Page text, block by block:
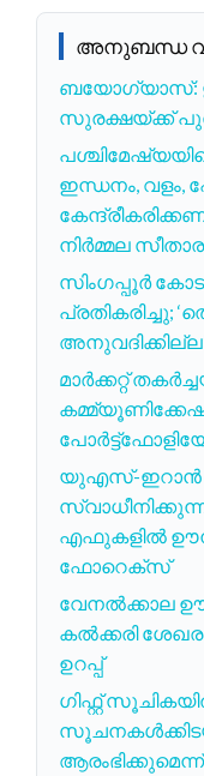
അനുബന്ധ
ബയോഗ്യാസ്:
സുരക്ഷയ്ക്ക്
ഇന്ധനം, വളം,
നിർമ്മല
സിംഗപ്പൂർ
പ്രതികരിച്ചു;
മാർക്കറ്റ്
യുഎസ്-ഇറാൻ
എഫുകളിൽ
ഫോറെക്സ്
വേനൽക്കാല
കൽക്കരി
ഉറപ്പ്
ഗിഫ്റ്റ്